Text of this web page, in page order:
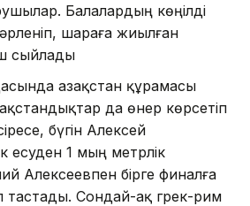
Балалардың көңілді
шараға жиылған
сыйлады
Қазақстан құрамасы
да өнер көрсетіп
бүгін Алексей
есуден 1 мың метрлік
Алексеевпен бірге финалға
тастады. Сондай-ақ грек-рим